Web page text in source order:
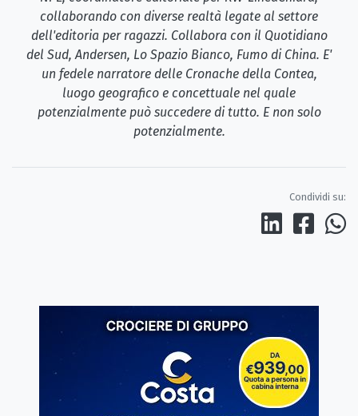
collaborando con diverse realtà legate al settore
dell'editoria per ragazzi. Collabora con il Quotidiano
del Sud, Andersen, Lo Spazio Bianco, Fumo di China. E'
un fedele narratore delle Cronache della Contea,
luogo geografico e concettuale nel quale
potenzialmente può succedere di tutto. E non solo
potenzialmente.
Condividi su: